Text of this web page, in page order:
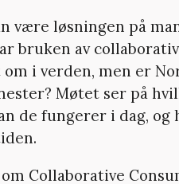
være løsningen på
bruken av
i verden, men er
Møtet ser på
de fungerer i dag, og
Collaborative